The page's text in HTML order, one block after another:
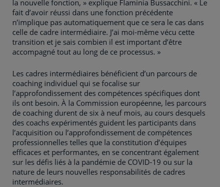
la nouvelle fonction, » explique Flaminia Bussacchini. « Le
fait d’avoir réussi dans une fonction précédente
n’implique pas automatiquement que ce sera le cas dans
celle de cadre intermédiaire. J’ai moi-même vécu cette
transition et je sais combien il est important d’être
accompagné tout au long de ce processus. »
Les cadres intermédiaires bénéficient d’un parcours de
coaching individuel qui se focalise sur
l’approfondissement des compétences spécifiques dont
ils ont besoin. À la Commission européenne, les parcours
de coaching durent de six à neuf mois, au cours desquels
des coachs expérimentés guident les participants dans
l’acquisition ou l’approfondissement de compétences
professionnelles telles que la constitution d’équipes
efficaces et performantes, en se concentrant également
sur les défis liés à la pandémie de COVID-19 ou sur la
nature de leurs nouvelles responsabilités de cadres
intermédiaires.